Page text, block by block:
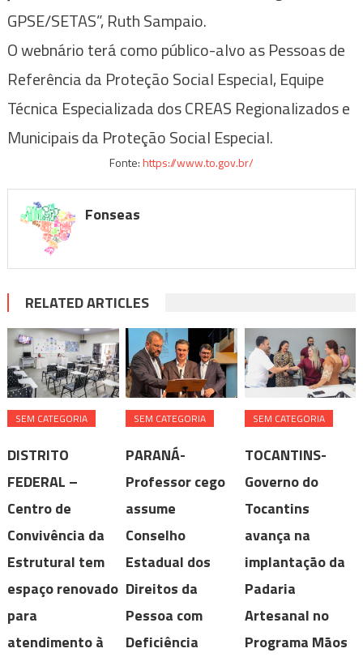
GPSE/SETAS”, Ruth Sampaio.
O webnário terá como público-alvo as Pessoas de
Referência da Proteção Social Especial, Equipe
Técnica Especializada dos CREAS Regionalizados e
Municipais da Proteção Social Especial.
Fonte:https://www.to.gov.br/
Fonseas
RELATED ARTICLES
SEM CATEGORIA
DISTRITO
FEDERAL –
Centro de
Convivência da
Estrutural tem
espaço renovado
para
atendimento à
SEM CATEGORIA
PARANÁ-
Professor cego
assume
Conselho
Estadual dos
Direitos da
Pessoa com
Deficiência
SEM CATEGORIA
TOCANTINS-
Governo do
Tocantins
avança na
implantação da
Padaria
Artesanal no
Programa Mãos